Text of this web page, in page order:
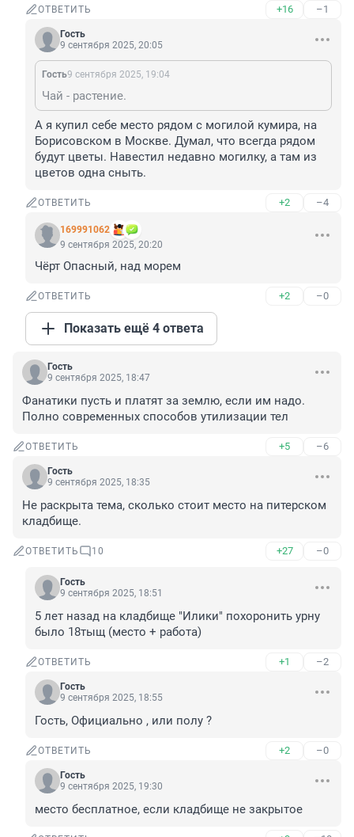
ОТВЕТИТЬ +16 –1
Гость
9 сентября 2025, 20:05
Гость9 сентября 2025, 19:04
Чай - растение.
А я купил себе место рядом с могилой кумира, на
Борисовском в Москве. Думал, что всегда рядом
будут цветы. Навестил недавно могилку, а там из
цветов одна сныть.
ОТВЕТИТЬ +2 –4
169991062
9 сентября 2025, 20:20
Чёрт Опасный, над морем
ОТВЕТИТЬ +2 –0
Показать ещё 4 ответа
Гость
9 сентября 2025, 18:47
Фанатики пусть и платят за землю, если им надо.
Полно современных способов утилизации тел
ОТВЕТИТЬ +5 –6
Гость
9 сентября 2025, 18:35
Не раскрыта тема, сколько стоит место на питерском
кладбище.
ОТВЕТИТЬ 10 +27 –0
Гость
9 сентября 2025, 18:51
5 лет назад на кладбище "Илики" похоронить урну
было 18тыщ (место + работа)
ОТВЕТИТЬ +1 –2
Гость
9 сентября 2025, 18:55
Гость, Официально , или полу ?
ОТВЕТИТЬ +2 –0
Гость
9 сентября 2025, 19:30
место бесплатное, если кладбище не закрытое